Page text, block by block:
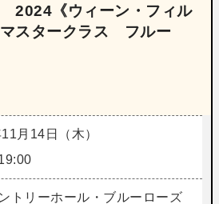
《ウィーン・フィル
スタークラス フルー
月14日（木）
トリーホール・ブルーローズ